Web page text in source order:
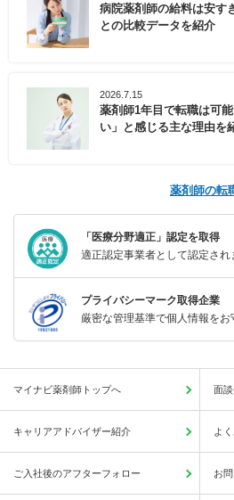
病院薬剤師の給料は安す
との比較データを紹介
2026.7.15
薬剤師1年目で転職は可
い」と感じる主な理由を
薬剤師の転
「医療分野適正」認定を取得
適正認定事業者として認定され
プライバシーマーク取得企業
厳密な管理基準で個人情報をお
マイナビ薬剤師トップへ 面
キャリアアドバイザー紹介 よ
ご入社後のアフターフォロー お